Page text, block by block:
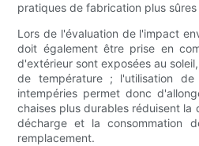
pratiques de fabrication plus
Lors de l'évaluation de l'impact
doit également être prise en
d'extérieur sont exposées au
de température ; l'utilisation de
intempéries permet donc
chaises plus durables réduisent la
décharge et la consommation
remplacement.